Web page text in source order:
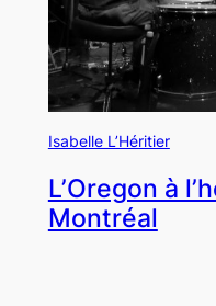
Isabelle L’Héritier
L’Oregon à
Montréal